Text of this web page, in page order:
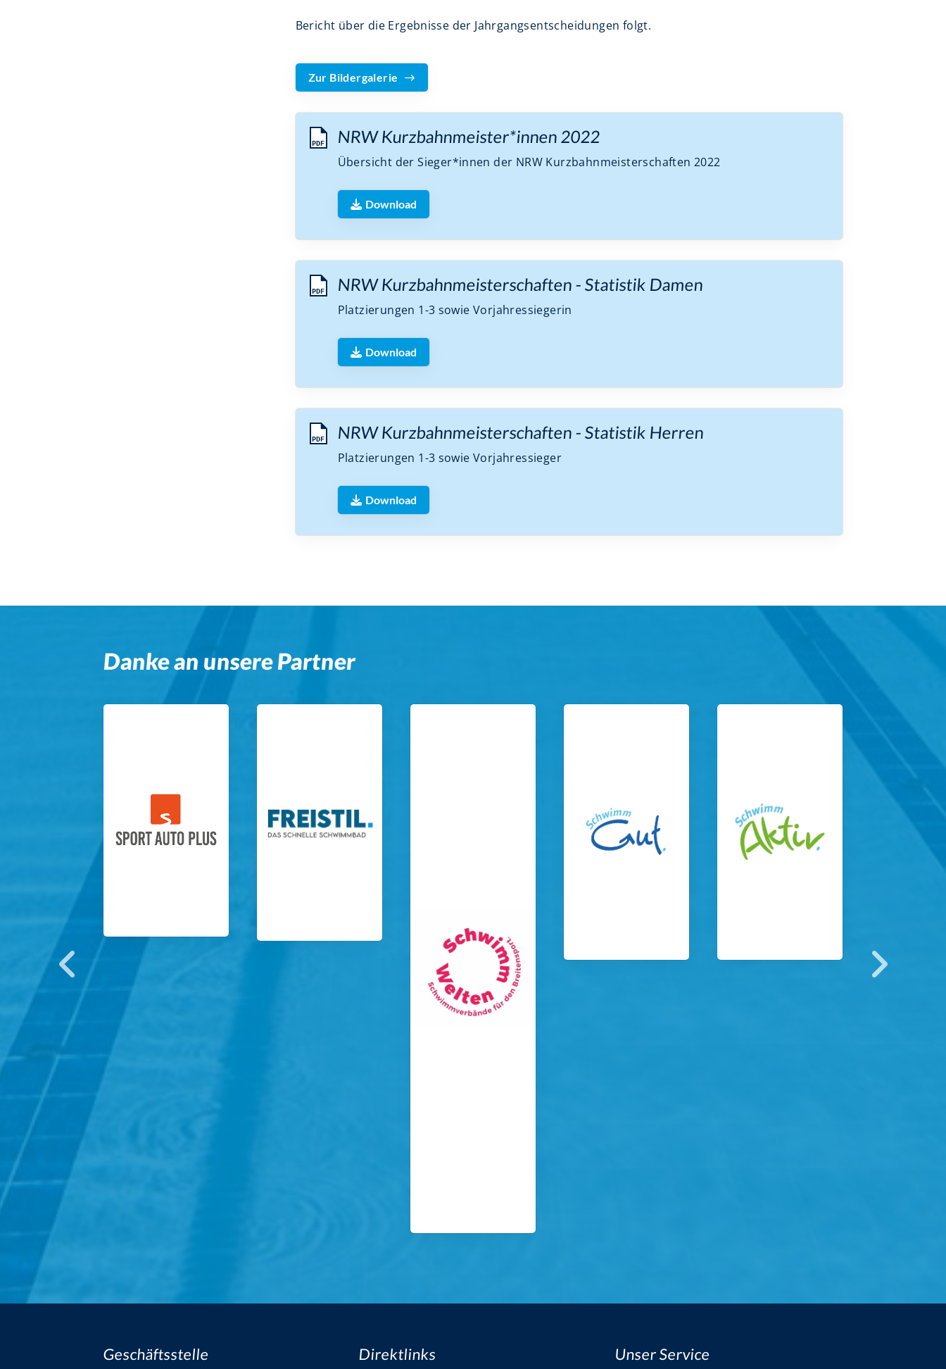
Bericht über die Ergebnisse der Jahrgangsentscheidungen folgt.
Zur Bildergalerie
PDF NRW Kurzbahnmeister*innen 2022
Übersicht der Sieger*innen der NRW Kurzbahnmeisterschaften 2022
Download
PDF NRW Kurzbahnmeisterschaften - Statistik Damen
Platzierungen 1-3 sowie Vorjahressiegerin
Download
PDF NRW Kurzbahnmeisterschaften - Statistik Herren
Platzierungen 1-3 sowie Vorjahressieger
Download
Danke an unsere Partner
Geschäftsstelle Direktlinks Unser Service